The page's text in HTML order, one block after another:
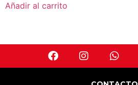
Añadir al carrito